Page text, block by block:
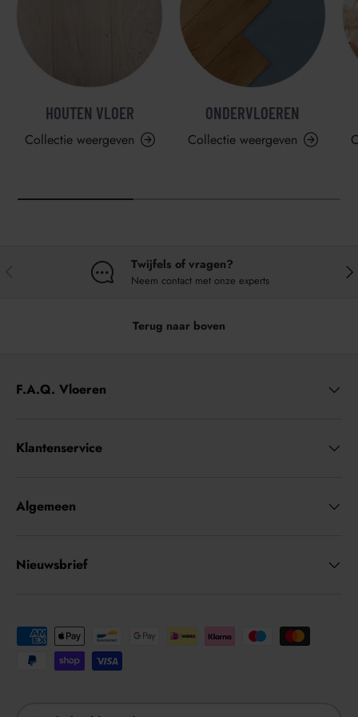
HOUTEN VLOER
Collectie weergeven
ONDERVLOEREN
Collectie weergeven
Twijfels of vragen?
Neem contact met onze experts
Terug naar boven
F.A.Q. Vloeren
Klantenservice
Algemeen
Nieuwsbrief
Geaccepteerde betaalmethoden